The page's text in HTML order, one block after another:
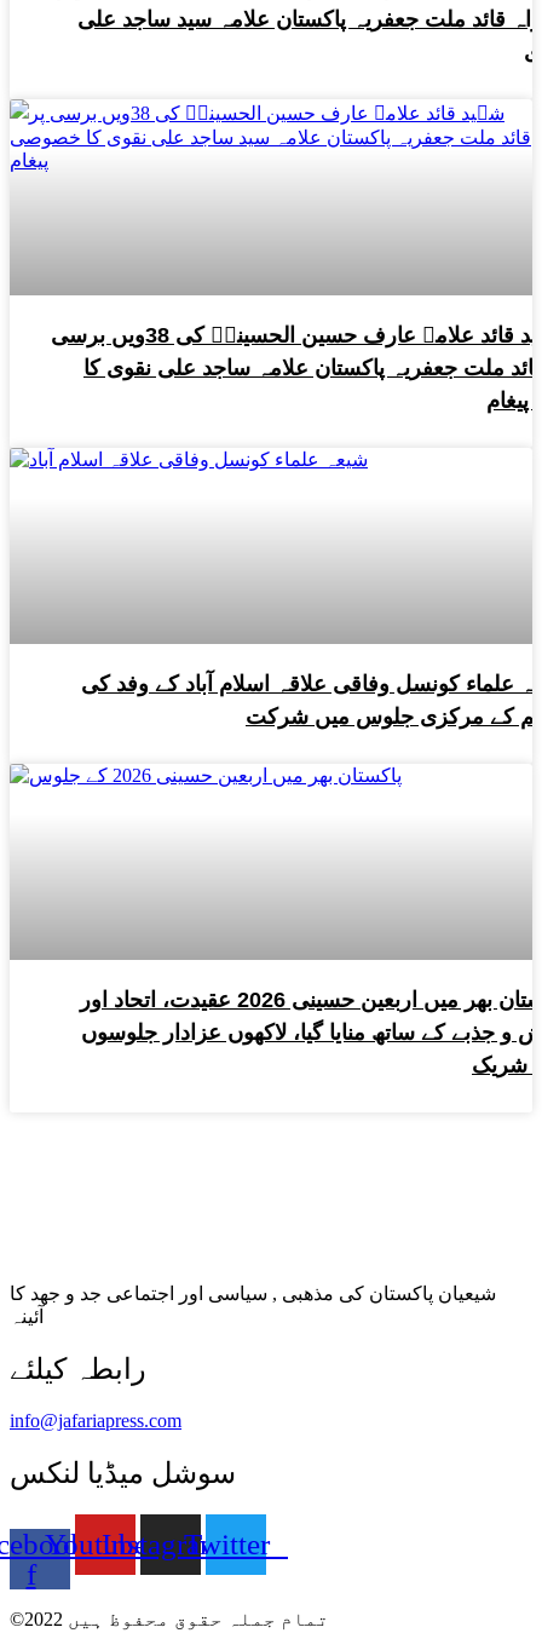
قائد ملت جعفریہ پاکستان علامہ سید ساجد علی
شہید قائد علامہ عارف حسین الحسینیؒ کی 38ویں برسی
ملت جعفریہ پاکستان علامہ ساجد علی نقوی کا
پیغام
علماء کونسل وفاقی علاقہ اسلام آباد کے وفد کی
کے مرکزی جلوس میں شرکت
پاکستان بھر میں اربعین حسینی 2026 عقیدت، اتحاد اور
و جذبے کے ساتھ منایا گیا، لاکھوں عزادار جلوسوں
شریک
شیعیان پاکستان کی مذهبی , سیاسی اور اجتماعی جد و جهد کا
آئینہ
info@jafariapress.com​
سوشل میڈیا لنکس
f
YoutubeInstagramTwitter
©2022 تمام جملہ حقوق محفوظ ہیں